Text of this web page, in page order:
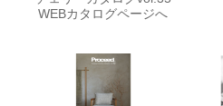
WEBカタログページへ